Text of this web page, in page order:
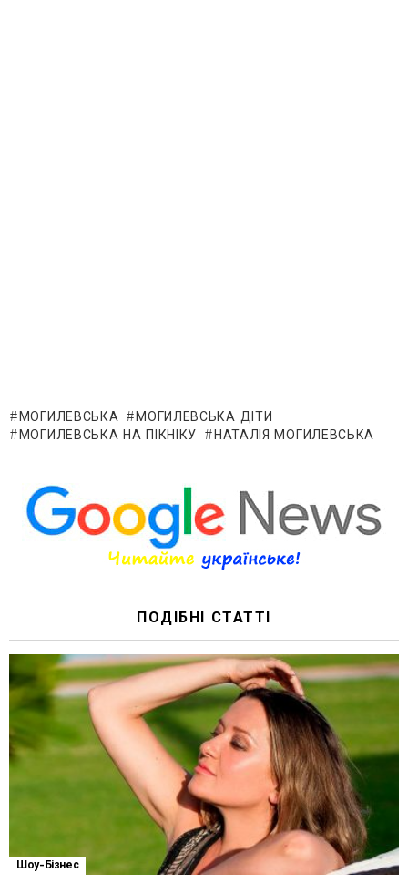
МОГИЛЕВСЬКА
МОГИЛЕВСЬКА ДІТИ
МОГИЛЕВСЬКА НА ПІКНІКУ
НАТАЛІЯ МОГИЛЕВСЬКА
ПОДІБНІ СТАТТІ
Шоу-Бізнес